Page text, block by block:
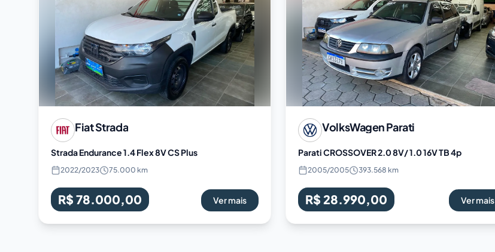
FiatStrada
Strada Endurance 1.4 Flex 8V CS Plus
2022/2023 75.000 km
R$ 78.000,00 Ver mais
VolksWagenParati
Parati CROSSOVER 2.0 8V/ 1.0 16V TB 4p
2005/2005 393.568 km
R$ 28.990,00 Ver mais